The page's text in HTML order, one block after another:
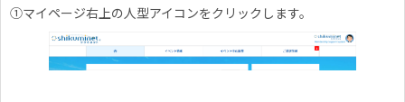
①マイページ右上の人型アイコンをクリックします。